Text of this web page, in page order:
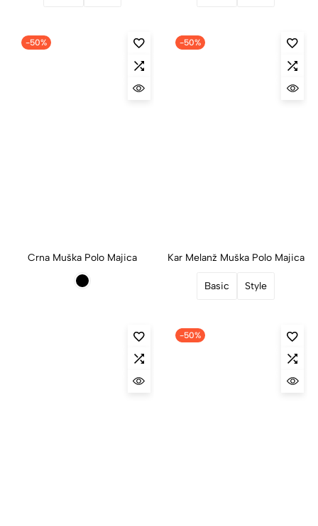
-50%
Crna Muška Polo Majica
-50%
Kar Melanž Muška Polo Majica
Basic Style
-50%